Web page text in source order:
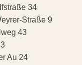
34
Straße 9
43
Au 24